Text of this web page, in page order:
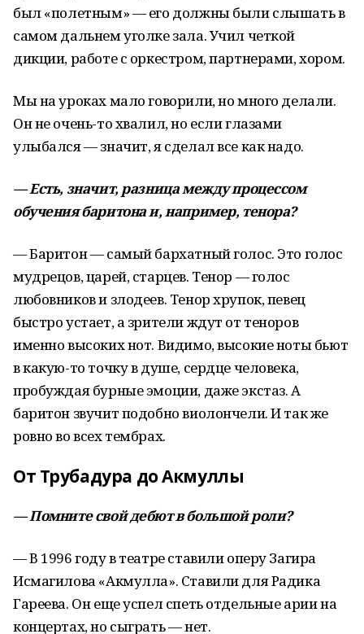
был «полетным» — его должны были слышать в
самом дальнем уголке зала. Учил четкой
дикции, работе с оркестром, партнерами, хором.
Мы на уроках мало говорили, но много делали.
Он не очень-то хвалил, но если глазами
улыбался — значит, я сделал все как надо.
— Есть, значит, разница между процессом
обучения баритона и, например, тенора?
— Баритон — самый бархатный голос. Это голос
мудрецов, царей, старцев. Тенор — голос
любовников и злодеев. Тенор хрупок, певец
быстро устает, а зрители ждут от теноров
именно высоких нот. Видимо, высокие ноты бьют
в какую-то точку в душе, сердце человека,
пробуждая бурные эмоции, даже экстаз. А
баритон звучит подобно виолончели. И так же
ровно во всех тембрах.
От Трубадура до Акмуллы
— Помните свой дебют в большой роли?
— В 1996 году в театре ставили оперу Загира
Исмагилова «Акмулла». Ставили для Радика
Гареева. Он еще успел спеть отдельные арии на
концертах, но сыграть — нет.